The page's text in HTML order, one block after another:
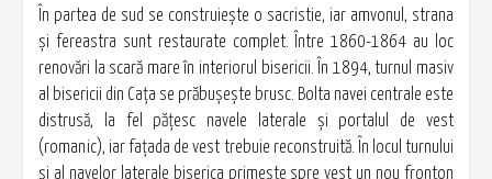
În partea de sud se construieşte o sacristie, iar amvonul, strana
şi fereastra sunt restaurate complet. Între 1860-1864 au loc
renovări la scară mare în interiorul bisericii. În 1894, turnul masiv
al bisericii din Cața se prăbuşeşte brusc. Bolta navei centrale este
distrusă, la fel păţesc navele laterale şi portalul de vest
(romanic), iar faţada de vest trebuie reconstruită. În locul turnului
şi al navelor laterale biserica primeşte spre vest un nou fronton